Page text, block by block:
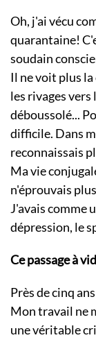
Oh, j'ai vécu
quarantaine!
soudain
Il ne voit plus
les rivages
déboussolé...
difficile. Dans
reconnaissais
Ma vie
n'éprouvais
J'avais comme
dépression, le
Ce passage à
Près de cinq
Mon travail ne
une véritable